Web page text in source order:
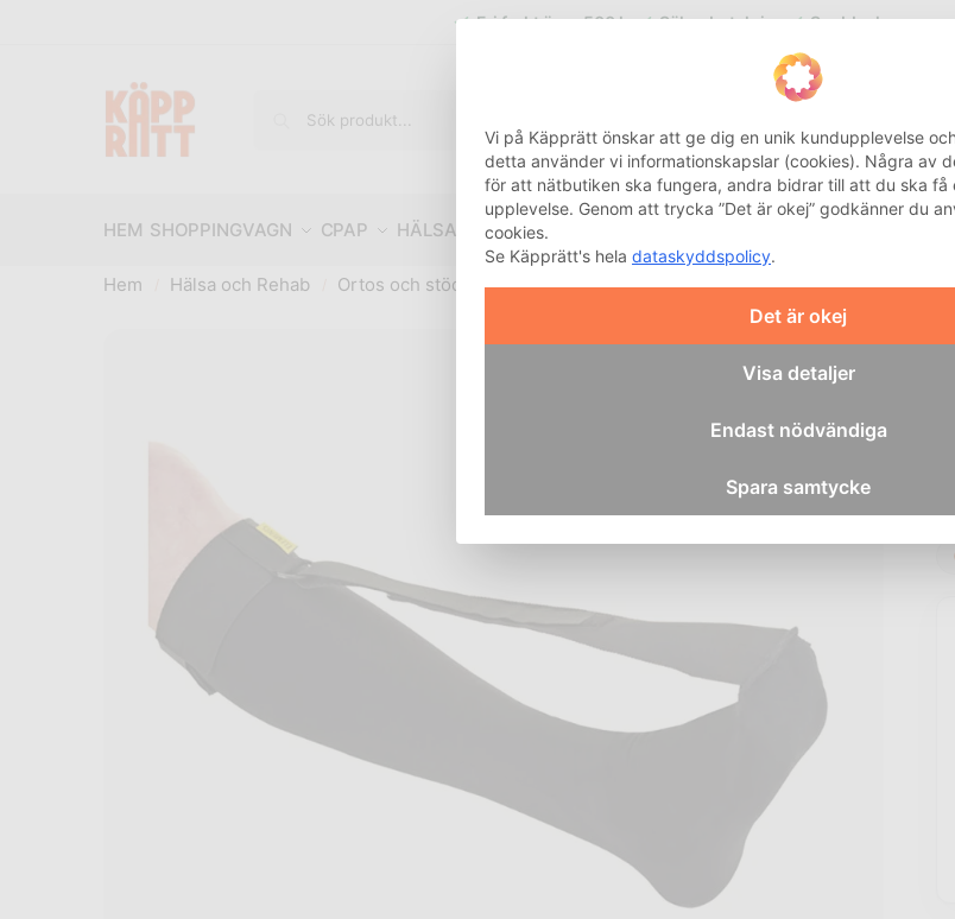
Fri frakt över 500 kr Säker betalning Snabba
HEM SHOPPINGVAGN CPAP HÄLSA OCH REHAB
Hem Hälsa och Rehab Ortos och stöd Fot / Camp Scandinavia Elements Stretch-up
Vi på Käpprätt önskar att ge dig en unik kundupplevelse
detta använder vi informationskapslar (cookies). Några av
för att nätbutiken ska fungera, andra bidrar till att du ska få
upplevelse. Genom att trycka ”Det är okej” godkänner du
cookies.
Se Käpprätt's hela dataskyddspolicy.
Det är okej
Visa detaljer
Endast nödvändiga
Spara samtycke